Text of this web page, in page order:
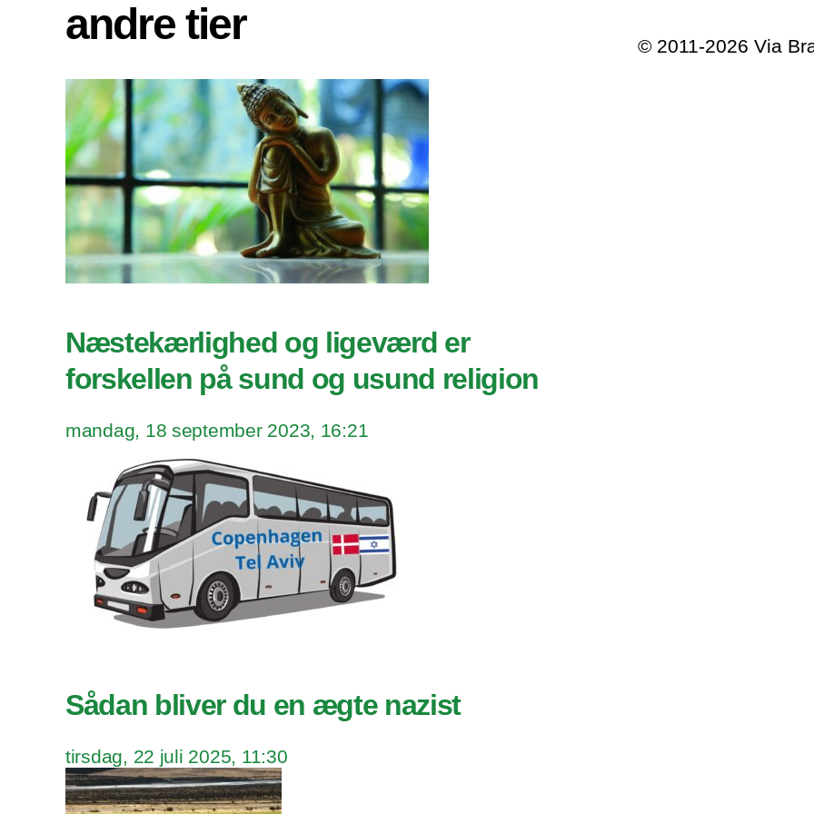
andre tier
Næstekærlighed og ligeværd er
forskellen på sund og usund religion
mandag, 18 september 2023, 16:21
Sådan bliver du en ægte nazist
tirsdag, 22 juli 2025, 11:30
© 2011-2026 Via